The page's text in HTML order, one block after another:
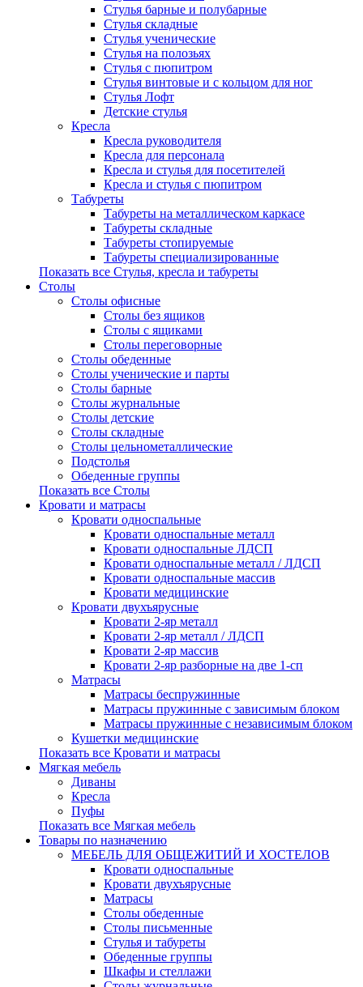
Стулья барные и полубарные
Стулья складные
Стулья ученические
Стулья на полозьях
Стулья с пюпитром
Стулья винтовые и с кольцом для ног
Стулья Лофт
Детские стулья
Кресла
Кресла руководителя
Кресла для персонала
Кресла и стулья для посетителей
Кресла и стулья с пюпитром
Табуреты
Табуреты на металлическом каркасе
Табуреты складные
Табуреты стопируемые
Табуреты специализированные
Показать все Стулья, кресла и табуреты
Столы
Столы офисные
Столы без ящиков
Столы с ящиками
Столы переговорные
Столы обеденные
Столы ученические и парты
Столы барные
Столы журнальные
Столы детские
Столы складные
Столы цельнометаллические
Подстолья
Обеденные группы
Показать все Столы
Кровати и матрасы
Кровати односпальные
Кровати односпальные металл
Кровати односпальные ЛДСП
Кровати односпальные металл / ЛДСП
Кровати односпальные массив
Кровати медицинские
Кровати двухъярусные
Кровати 2-яр металл
Кровати 2-яр металл / ЛДСП
Кровати 2-яр массив
Кровати 2-яр разборные на две 1-сп
Матрасы
Матрасы беспружинные
Матрасы пружинные с зависимым блоком
Матрасы пружинные с независимым блоком
Кушетки медицинские
Показать все Кровати и матрасы
Мягкая мебель
Диваны
Кресла
Пуфы
Показать все Мягкая мебель
Товары по назначению
МЕБЕЛЬ ДЛЯ ОБЩЕЖИТИЙ И ХОСТЕЛОВ
Кровати односпальные
Кровати двухъярусные
Матрасы
Столы обеденные
Столы письменные
Стулья и табуреты
Обеденные группы
Шкафы и стеллажи